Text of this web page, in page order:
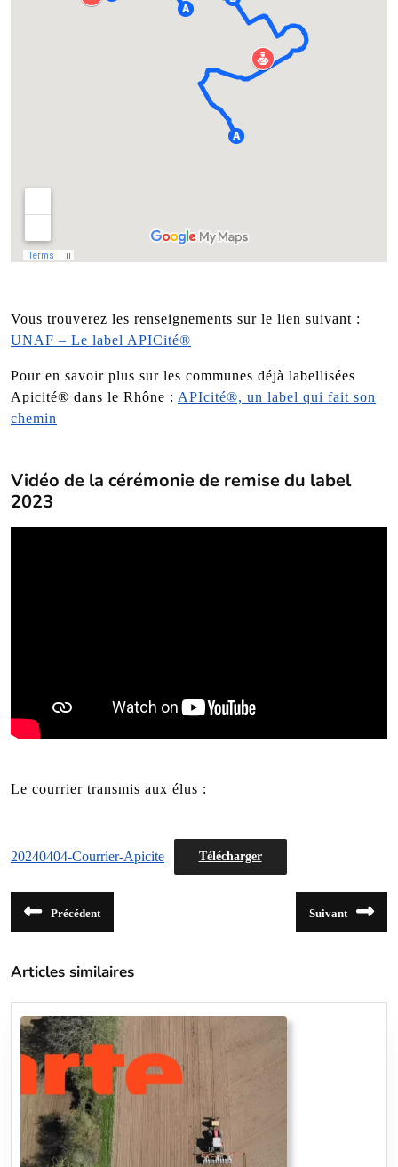
Vous trouverez les renseignements sur le lien suivant :
UNAF – Le label APICité®
Pour en savoir plus sur les communes déjà labellisées
Apicité® dans le Rhône : APIcité®, un label qui fait son
chemin
Vidéo de la cérémonie de remise du label
2023
Le courrier transmis aux élus :
20240404-Courrier-Apicite Télécharger
Navigation
de
Précédent
précédent
Suivant
suivant
Articles similaires